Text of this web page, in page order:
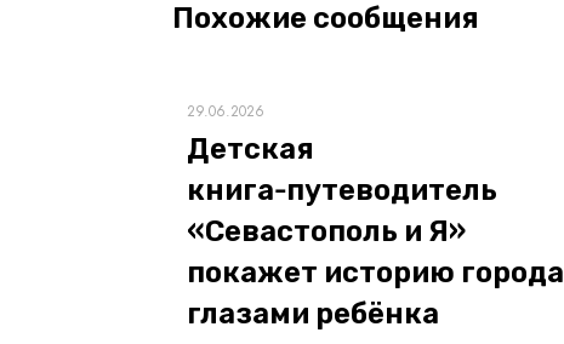
Похожие сообщения
29.06.2026
Детская
книга‑путеводитель
«Севастополь и Я»
покажет историю города
глазами ребёнка